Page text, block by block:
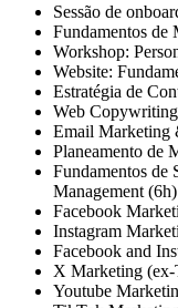
Sessão de
Fundamentos
Workshop:
Website:
Estratégia de
Web
Email Marketing
Planeamento de
Fundamentos de
Management (6h)
Facebook
Instagram
Facebook and
X Marketing
Youtube